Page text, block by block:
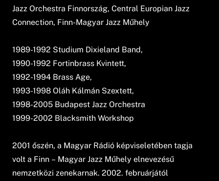
Jazz Orchestra Finnország, Central Europian Jazz
Connection, Finn-Magyar Jazz Műhely
1989-1992 Studium Dixieland Band,
1990-1992 Fortinbrass Kvintett,
1992-1994 Brass Age,
1993-1998 Oláh Kálmán Szextett,
1998-2005 Budapest Jazz Orchestra
1999-2002 Blacksmith Workshop
2001 őszén, a Magyar Rádió képviseletében tagja
volt a Finn – Magyar Jazz Műhely elnevezésű
nemzetközi zenekarnak. 2002. februárjától